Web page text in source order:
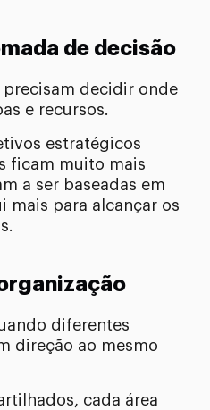
de decisão
precisam decidir onde
e recursos.
estratégicos
ficam muito mais
a ser baseadas em
para alcançar os
diferentes
direção ao mesmo
cada área